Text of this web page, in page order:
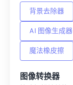
背景去除器
AI 图像生成器
魔法橡皮擦
图像转换器